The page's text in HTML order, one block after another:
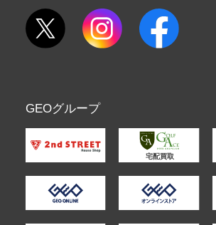
GEOグループ